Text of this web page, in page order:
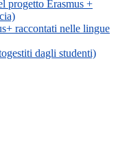
progetto Erasmus +
raccontati nelle lingue
dagli studenti)